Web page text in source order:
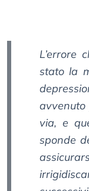
L’errore
stato la
via, e
sponde